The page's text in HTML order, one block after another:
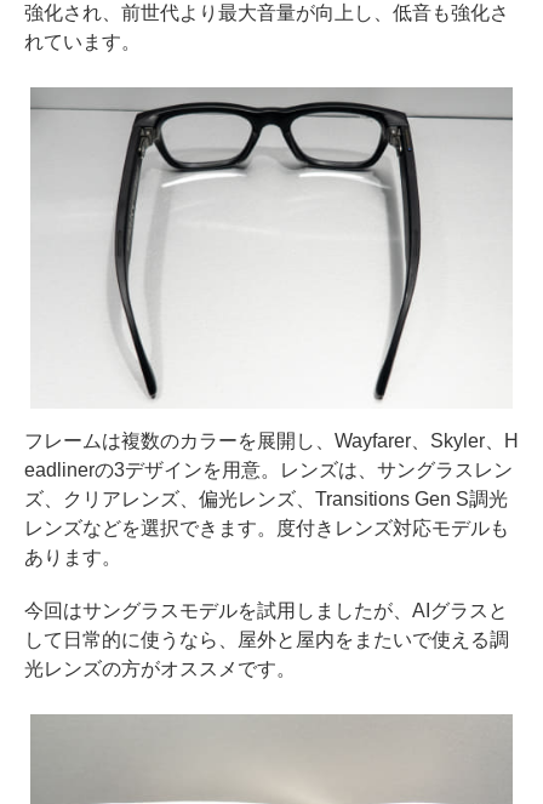
強化され、前世代より最大音量が向上し、低音も強化さ
れています。
フレームは複数のカラーを展開し、Wayfarer、Skyler、H
eadlinerの3デザインを用意。レンズは、サングラスレン
ズ、クリアレンズ、偏光レンズ、Transitions Gen S調光
レンズなどを選択できます。度付きレンズ対応モデルも
あります。
今回はサングラスモデルを試用しましたが、AIグラスと
して日常的に使うなら、屋外と屋内をまたいで使える調
光レンズの方がオススメです。